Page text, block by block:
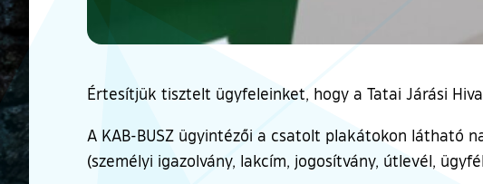
Értesítjük tisztelt ügyfeleinket, hogy a Tatai Járási
A KAB-BUSZ ügyintézői a csatolt plakátokon látható
(személyi igazolvány, lakcím, jogosítvány, útlevél,